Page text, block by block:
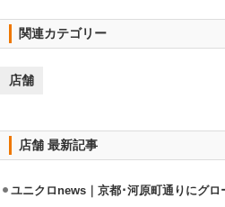
関連カテゴリー
店舗
店舗 最新記事
ユニクロnews｜京都･河原町通りにグロ